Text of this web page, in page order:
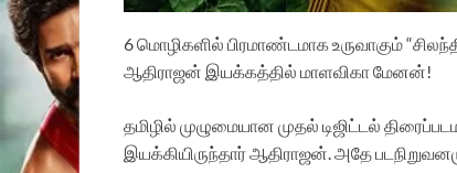
6 மொழிகளில் பிரமாண்டமாக உருவாகும்
ஆதிராஜன் இயக்கத்தில் மாளவிகா மேனன்!
தமிழில் முழுமையான முதல் டிஜிட்டல்
இயக்கியிருந்தார் ஆதிராஜன். அதே